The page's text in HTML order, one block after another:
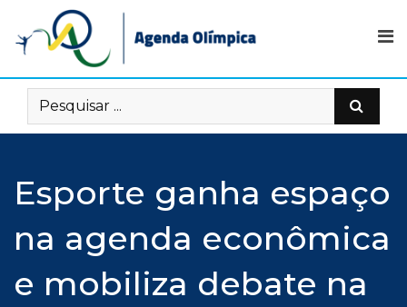
content
Esporte ganha espaço
na agenda econômica
e mobiliza debate na